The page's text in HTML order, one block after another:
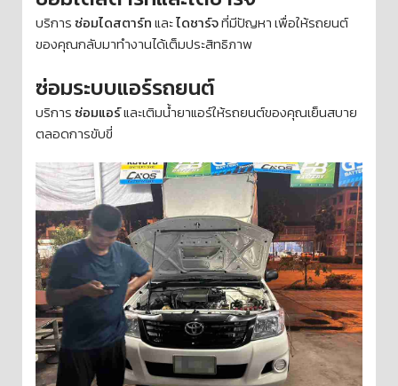
บริการ ซ่อมไดสตาร์ทและไดชาร์จที่มีปัญหา เพื่อให้รถยนต์
ของคุณกลับมาทำงานได้เต็มประสิทธิภาพ
ซ่อมระบบแอร์รถยนต์
บริการ ซ่อมแอร์และเติมน้ำยาแอร์ให้รถยนต์ของคุณเย็นสบาย
ตลอดการขับขี่